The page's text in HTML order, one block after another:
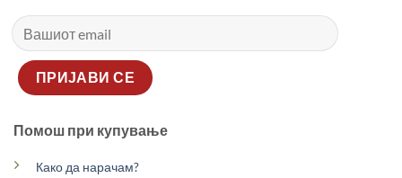
Помош при купување
Како да нарачам?